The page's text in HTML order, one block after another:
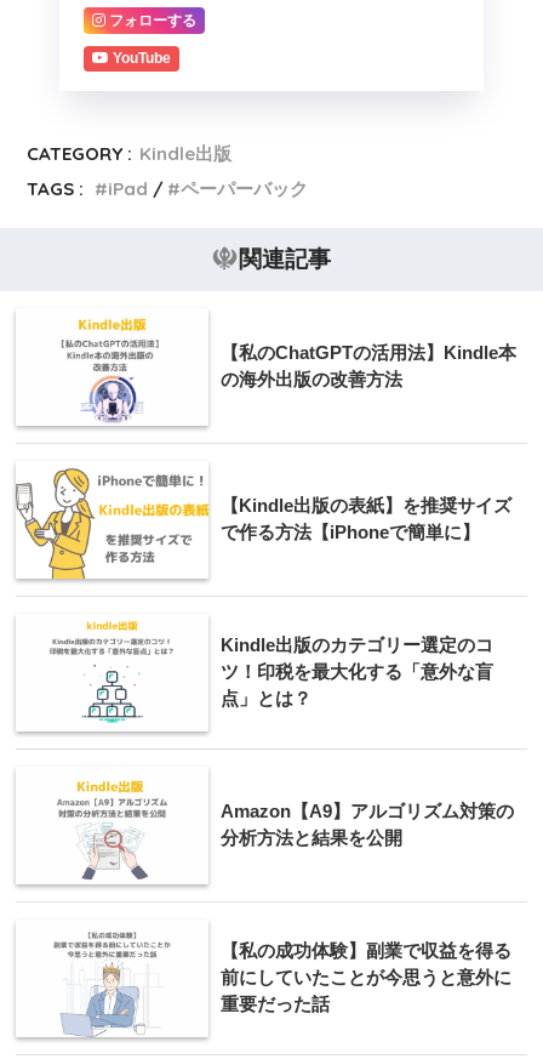
フォローする
YouTube
CATEGORY : Kindle出版
TAGS :
iPad ペーパーバック
関連記事
【私のChatGPTの活用法】Kindle本
の海外出版の改善方法
【Kindle出版の表紙】を推奨サイズ
で作る方法【iPhoneで簡単に】
Kindle出版のカテゴリー選定のコ
ツ！印税を最大化する「意外な盲
点」とは？
Amazon【A9】アルゴリズム対策の
分析方法と結果を公開
【私の成功体験】副業で収益を得る
前にしていたことが今思うと意外に
重要だった話